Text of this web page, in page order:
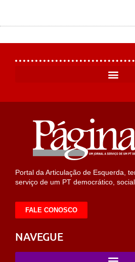
Portal da Articulação de Esquerda,
serviço de um PT democrático,
FALE CONOSCO
NAVEGUE